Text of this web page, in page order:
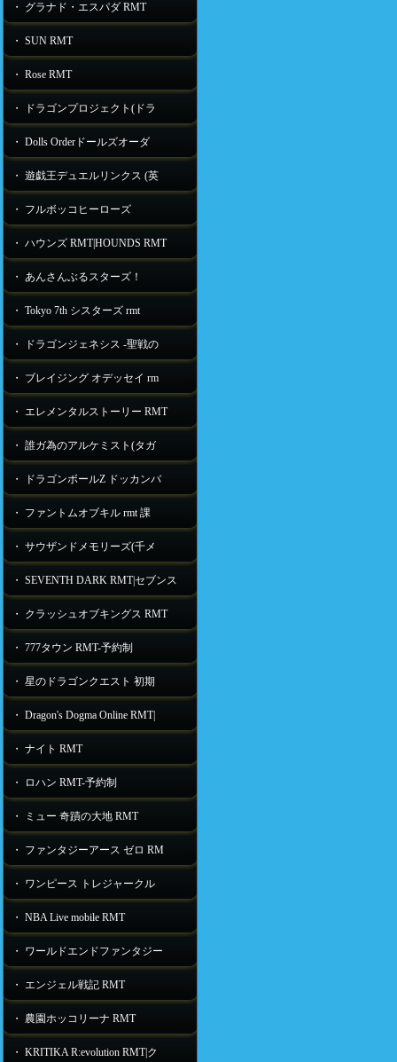
・ グラナド・エスパダ RMT
・ SUN RMT
・ Rose RMT
・ ドラゴンプロジェクト(ドラ
・ Dolls Orderドールズオーダ
・ 遊戯王デュエルリンクス (英
・ フルボッコヒーローズ
・ ハウンズ RMT|HOUNDS RMT
・ あんさんぶるスターズ！
・ Tokyo 7th シスターズ rmt
・ ドラゴンジェネシス -聖戦の
・ ブレイジング オデッセイ rm
・ エレメンタルストーリー RMT
・ 誰ガ為のアルケミスト(タガ
・ ドラゴンボールZ ドッカンバ
・ ファントムオブキル rmt 課
・ サウザンドメモリーズ(千メ
・ SEVENTH DARK RMT|セブンス
・ クラッシュオブキングス RMT
・ 777タウン RMT-予約制
・ 星のドラゴンクエスト 初期
・ Dragon's Dogma Online RMT|
・ ナイト RMT
・ ロハン RMT-予約制
・ ミュー 奇蹟の大地 RMT
・ ファンタジーアース ゼロ RM
・ ワンピース トレジャークル
・ NBA Live mobile RMT
・ ワールドエンドファンタジー
・ エンジェル戦記 RMT
・ 農園ホッコリーナ RMT
・ KRITIKA R:evolution RMT|ク